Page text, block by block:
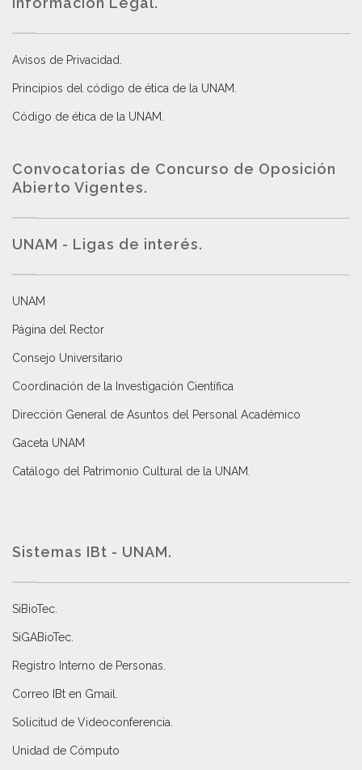
Avisos de Privacidad
Principios del código de ética de la UNAM
Código de ética de la UNAM
Convocatorias de Concurso de Oposición
Abierto Vigentes.
UNAM - Ligas de interés.
UNAM
Página del Rector
Consejo Universitario
Coordinación de la Investigación Científica
Dirección General de Asuntos del Personal Académico
Gaceta UNAM
Catálogo del Patrimonio Cultural de la UNAM.
Sistemas IBt - UNAM.
SiBioTec
SiGABioTec.
Registro Interno de Personas
Correo IBt en Gmail
Solicitud de Videoconferencia.
Unidad de Cómputo